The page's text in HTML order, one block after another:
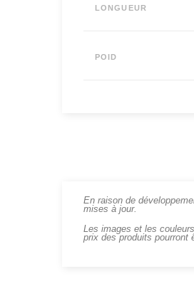
LONGUEUR
POID
En raison de
mises à jour.
Les images et les
prix des produits pourront